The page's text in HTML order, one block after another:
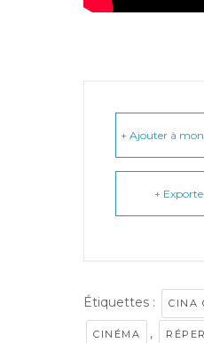
+ Ajouter à
+
Étiquettes : CINA
CINÉMA ,